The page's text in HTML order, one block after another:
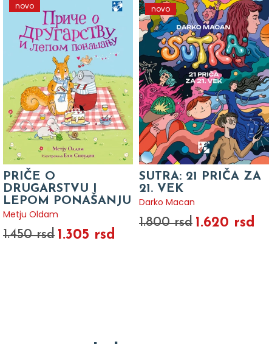
novo
PRIČE O
DRUGARSTVU I
LEPOM PONAŠANJU
Metju Oldam
1.450 rsd 1.305 rsd
novo
SUTRA: 21 PRIČA ZA
21. VEK
Darko Macan
1.800 rsd 1.620 rsd